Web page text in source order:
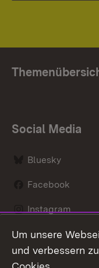
Social Media
Bluesky
Facebook
Instagram
LinkedIn
Um unsere
und verbessern